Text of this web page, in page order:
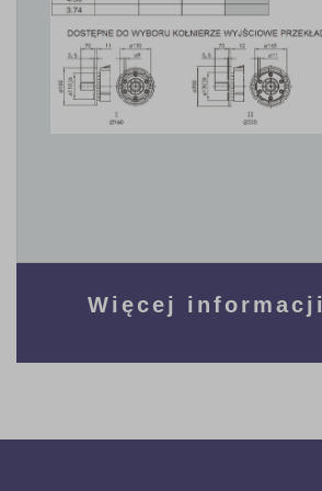
Więcej informacji